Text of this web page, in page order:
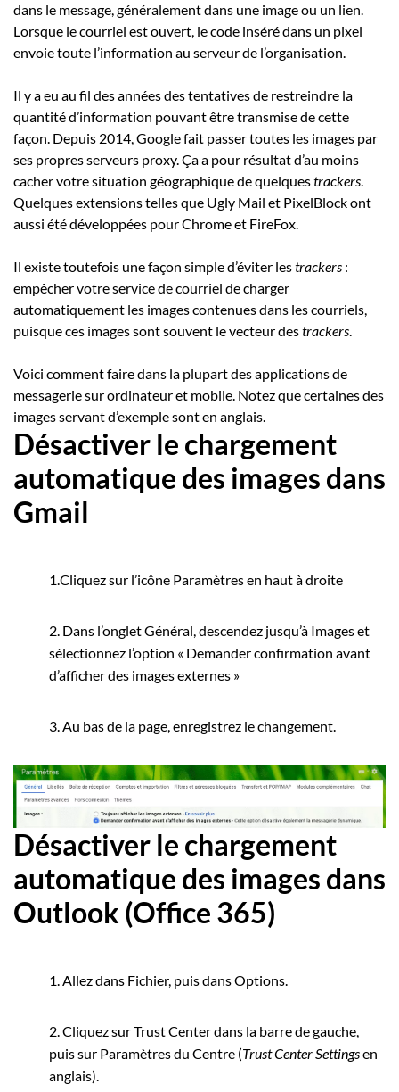
dans le message, généralement dans une image ou un lien.
Lorsque le courriel est ouvert, le code inséré dans un pixel
envoie toute l’information au serveur de l’organisation.
Il y a eu au fil des années des tentatives de restreindre la
quantité d’information pouvant être transmise de cette
façon. Depuis 2014, Google fait passer toutes les images par
ses propres serveurs proxy. Ça a pour résultat d’au moins
cacher votre situation géographique de quelquestrackers.
Quelques extensions telles que Ugly Mail et PixelBlock ont
aussi été développées pour Chrome et FireFox.
Il existe toutefois une façon simple d’éviter lestrackers :
empêcher votre service de courriel de charger
automatiquement les images contenues dans les courriels,
puisque ces images sont souvent le vecteur destrackers.
Voici comment faire dans la plupart des applications de
messagerie sur ordinateur et mobile. Notez que certaines des
images servant d’exemple sont en anglais.
Désactiver le chargement
automatique des images dans
Gmail
1.Cliquez sur l’icône Paramètres en haut à droite
2. Dans l’onglet Général, descendez jusqu’à Images et
sélectionnez l’option « Demander confirmation avant
d’afficher des images externes »
3. Au bas de la page, enregistrez le changement.
Désactiver le chargement
automatique des images dans
Outlook (Office 365)
1. Allez dans Fichier, puis dans Options.
2. Cliquez sur Trust Center dans la barre de gauche,
puis sur Paramètres du Centre (Trust Center Settingsen
anglais).